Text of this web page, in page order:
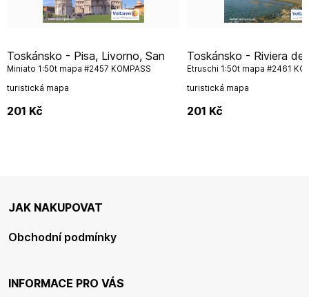
Toskánsko - Pisa, Livorno, San
Miniato 1:50t mapa #2457 KOMPASS
turistická mapa
201 Kč
Toskánsko - Riviera degli
Etruschi 1:50t mapa #2461
turistická mapa
201 Kč
JAK NAKUPOVAT
Obchodní podmínky
INFORMACE PRO VÁS